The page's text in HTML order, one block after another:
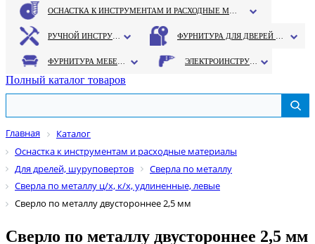
Полный каталог товаров
Главная
Каталог
Оснастка к инструментам и расходные материалы
Для дрелей, шуруповертов
Сверла по металлу
Сверла по металлу ц/х, к/х, удлиненные, левые
Сверло по металлу двустороннее 2,5 мм
Сверло по металлу двустороннее 2,5 мм